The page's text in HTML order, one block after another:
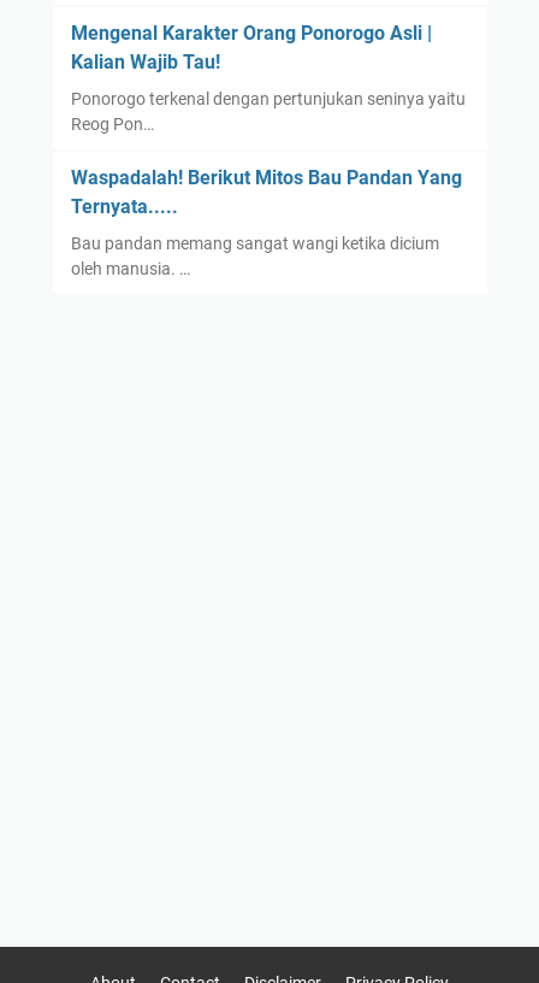
Mengenal Karakter Orang Ponorogo Asli |
Kalian Wajib Tau!
Ponorogo terkenal dengan pertunjukan seninya yaitu
Reog Pon…
Waspadalah! Berikut Mitos Bau Pandan Yang
Ternyata.....
Bau pandan memang sangat wangi ketika dicium
oleh manusia. …